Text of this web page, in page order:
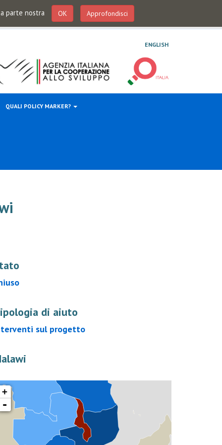
parte nostra OK Approfondisci
ENGLISH
QUALI POLICY MARKER?
di aiuto
sul progetto
+
-